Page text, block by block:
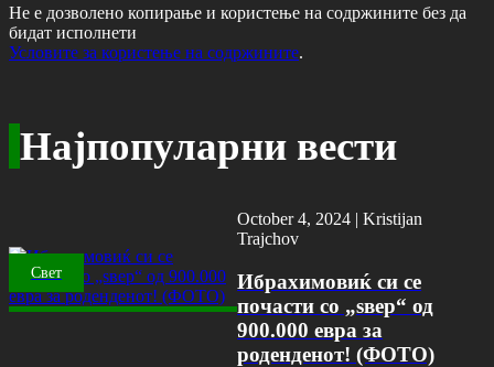
Не е дозволено копирање и користење на содржините без да
бидат исполнети
Условите за користење на содржините.
Најпопуларни вести
Свет
October 4, 2024 |Kristijan
Trajchov
Ибрахимовиќ си се
почасти со „ѕвер“ од
900.000 евра за
роденденот! (ФОТО)